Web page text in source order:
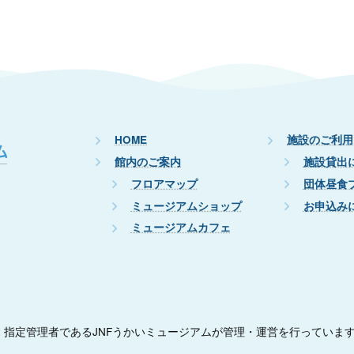
HOME
館内のご案内
フロアマップ
ミュージアムショップ
ミュージアムカフェ
施設のご利
施設貸出
団体昼食
お申込み
定管理者であるJNFうかいミュージアムが管理・運営を行っていま